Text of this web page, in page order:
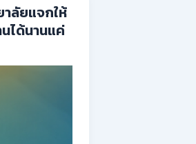
ลัยแจกให้
ได้นานแค่